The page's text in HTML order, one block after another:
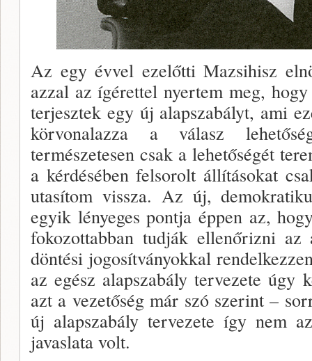
Az egy évvel ezelőtti Mazsihisz
azzal az ígérettel nyertem meg,
terjesztek egy új alap­szabályt, ami
körvonalazza a válasz
természetesen csak a lehetőségét
a kérdésében felsorolt állí­tásokat
utasítom vissza. Az új,
egyik lénye­ges pontja éppen az,
fokozottabban tudják el­lenőrizni az
döntési jogosítványokkal
az egész alapszabály tervezete úgy
azt a vezetőség már szó szerint –
új alapszabály tervezete így nem
javaslata volt.